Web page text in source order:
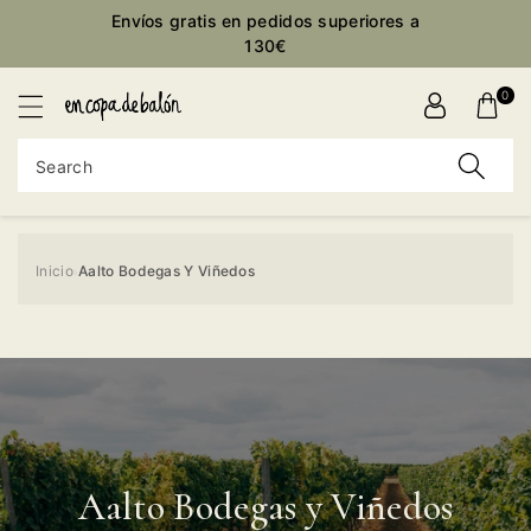
Envíos gratis en pedidos superiores a
130€
Search
0
Inicio›Aalto Bodegas Y Viñedos
Aalto Bodegas y Viñedos